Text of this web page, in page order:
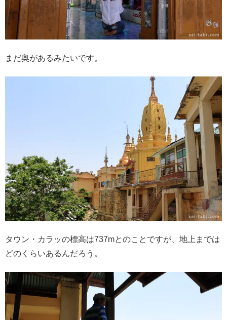
まだ奥があるみたいです。
タウン・カラッの標高は737mとのことですが、地上までは
どのくらいあるんだろう。